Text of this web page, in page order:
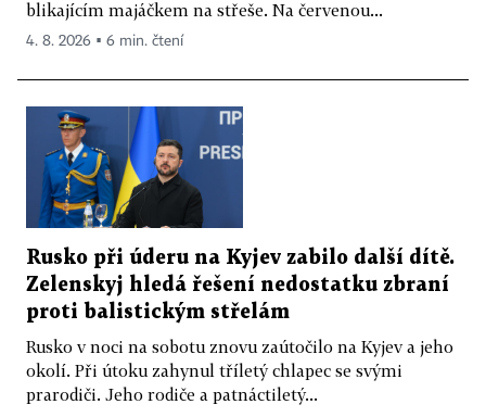
blikajícím majáčkem na střeše. Na červenou...
4. 8. 2026 ▪ 6 min. čtení
Rusko při úderu na Kyjev zabilo další dítě.
Zelenskyj hledá řešení nedostatku zbraní
proti balistickým střelám
Rusko v noci na sobotu znovu zaútočilo na Kyjev a jeho
okolí. Při útoku zahynul tříletý chlapec se svými
prarodiči. Jeho rodiče a patnáctiletý...